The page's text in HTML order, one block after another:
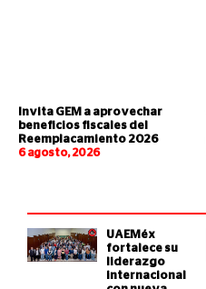
Invita GEM a aprovechar
beneficios fiscales del
Reemplacamiento 2026
6 agosto, 2026
UAEMéx
fortalece su
liderazgo
internacional